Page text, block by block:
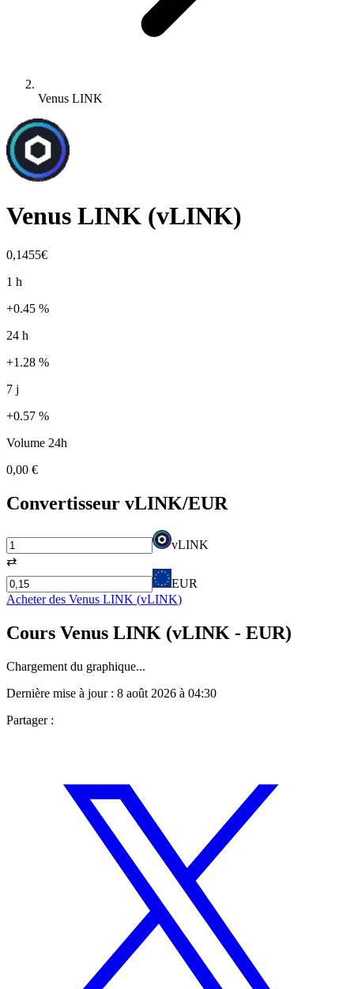
Venus LINK
Venus LINK (vLINK)
0,1455€
1 h
+0.45 %
24 h
+1.28 %
7 j
+0.57 %
Volume 24h
0,00 €
Convertisseur vLINK/EUR
vLINK
⇄
EUR
Acheter des Venus LINK (vLINK)
Cours Venus LINK (vLINK - EUR)
Chargement du graphique...
Dernière mise à jour : 8 août 2026 à 04:30
Partager :